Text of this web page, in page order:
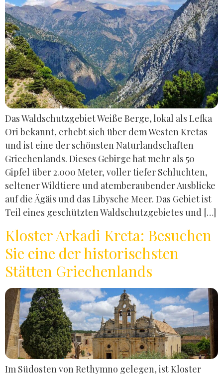
Das Waldschutzgebiet Weiße Berge, lokal als Lefka
Ori bekannt, erhebt sich über dem Westen Kretas
und ist eine der schönsten Naturlandschaften
Griechenlands. Dieses Gebirge hat mehr als 50
Gipfel über 2.000 Meter, voller tiefer Schluchten,
seltener Wildtiere und atemberaubender Ausblicke
auf die Ägäis und das Libysche Meer. Das Gebiet ist
Teil eines geschützten Waldschutzgebietes und […]
Kloster Arkadi Kreta: Besuchen
Sie eine der historischsten
Stätten Griechenlands
Im Südosten von Rethymno gelegen, ist Kloster